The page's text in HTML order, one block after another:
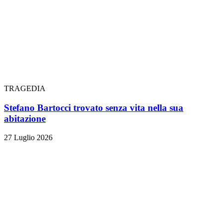
TRAGEDIA
Stefano Bartocci trovato senza vita nella sua
abitazione
27 Luglio 2026